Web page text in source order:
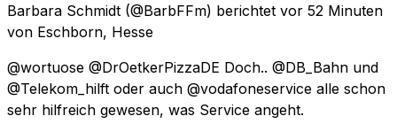
Barbara Schmidt (@BarbFFm) berichtet vor 52 Minuten
von Eschborn, Hesse
@wortuose @DrOetkerPizzaDE Doch.. @DB_Bahn und
@Telekom_hilft oder auch @vodafoneservice alle schon
sehr hilfreich gewesen, was Service angeht.